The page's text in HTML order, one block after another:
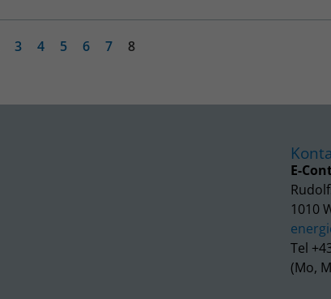
3 4 5 6 7
8
E-
1010
Tel
(Mo,